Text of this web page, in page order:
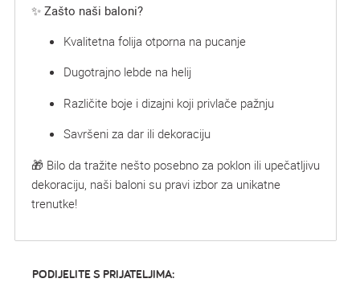
✨ Zašto naši baloni?
Kvalitetna folija otporna na pucanje
Dugotrajno lebde na helij
Različite boje i dizajni koji privlače pažnju
Savršeni za dar ili dekoraciju
🎁 Bilo da tražite nešto posebno za poklon ili upečatljivu
dekoraciju, naši baloni su pravi izbor za unikatne
trenutke!
PODIJELITE S PRIJATELJIMA: